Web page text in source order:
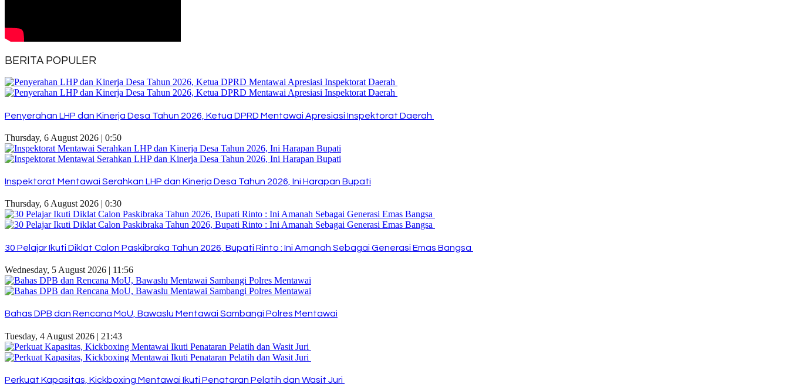
BERITA POPULER
Penyerahan LHP dan Kinerja Desa Tahun 2026, Ketua DPRD Mentawai Apresiasi Inspektorat Daerah
Thursday, 6 August 2026 | 0:50
Inspektorat Mentawai Serahkan LHP dan Kinerja Desa Tahun 2026, Ini Harapan Bupati
Thursday, 6 August 2026 | 0:30
30 Pelajar Ikuti Diklat Calon Paskibraka Tahun 2026, Bupati Rinto : Ini Amanah Sebagai Generasi Emas Bangsa
Wednesday, 5 August 2026 | 11:56
Bahas DPB dan Rencana MoU, Bawaslu Mentawai Sambangi Polres Mentawai
Tuesday, 4 August 2026 | 21:43
Perkuat Kapasitas, Kickboxing Mentawai Ikuti Penataran Pelatih dan Wasit Juri